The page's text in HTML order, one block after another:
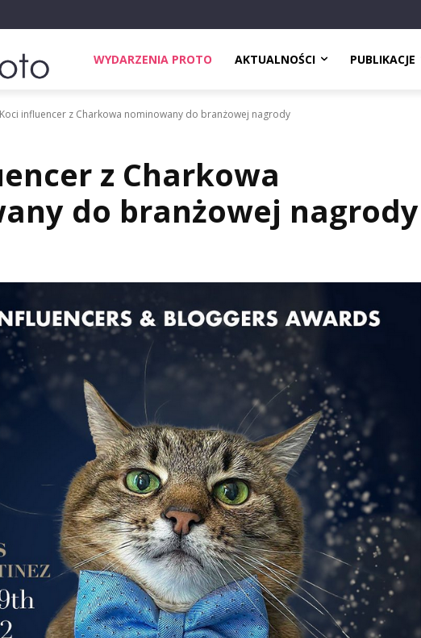
WYDARZENIA PROTO AKTUALNOŚCI PUBLIKACJE
Koci influencer z Charkowa nominowany do branżowej nagrody
z Charkowa
do branżowej nagrody